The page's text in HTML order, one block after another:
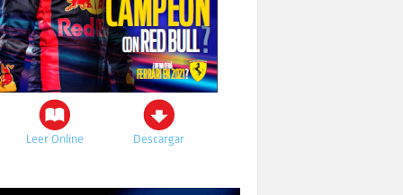
Leer Online Descargar